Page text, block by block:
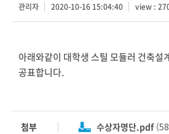
관리자 2020-10-16 15:04:40 view :
아래와같이 대학생 스틸 모듈러 건축설
공표합니다.
첨부 수상자명단.pdf